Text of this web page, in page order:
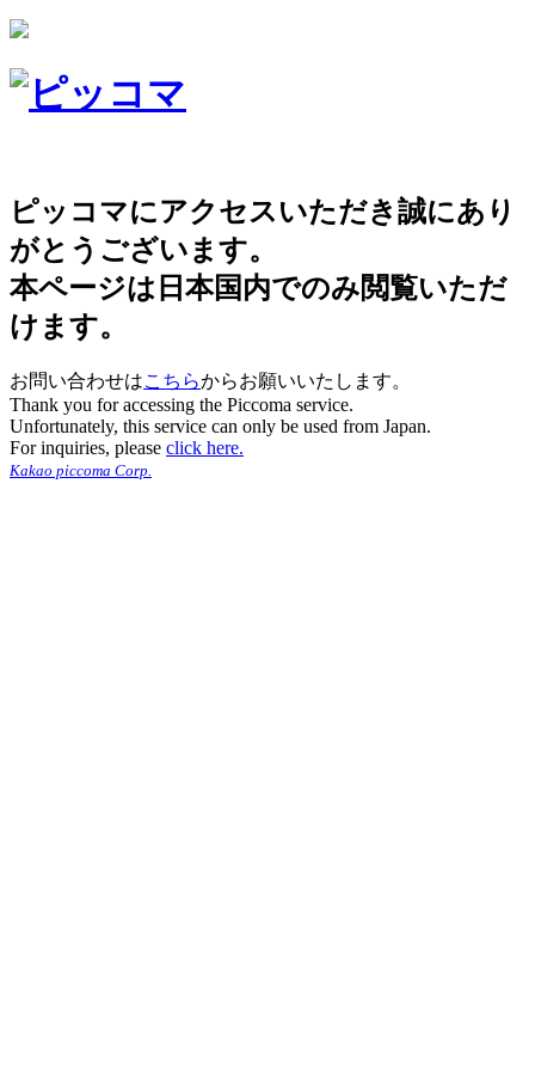
ピッコマにアクセスいただき誠にあり
がとうございます。
本ページは日本国内でのみ閲覧いただ
けます。
お問い合わせはこちらからお願いいたします。
Thank you for accessing the Piccoma service.
Unfortunately, this service can only be used from Japan.
For inquiries, please click here.
Kakao piccoma Corp.